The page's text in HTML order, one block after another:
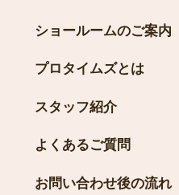
ショールームのご案内
プロタイムズとは
スタッフ紹介
よくあるご質問
お問い合わせ後の流れ